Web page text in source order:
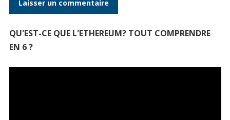
QU'EST-CE QUE L'ETHEREUM? TOUT COMPRENDRE
EN 6 ?